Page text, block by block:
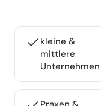
kleine &
mittlere
Unternehmen